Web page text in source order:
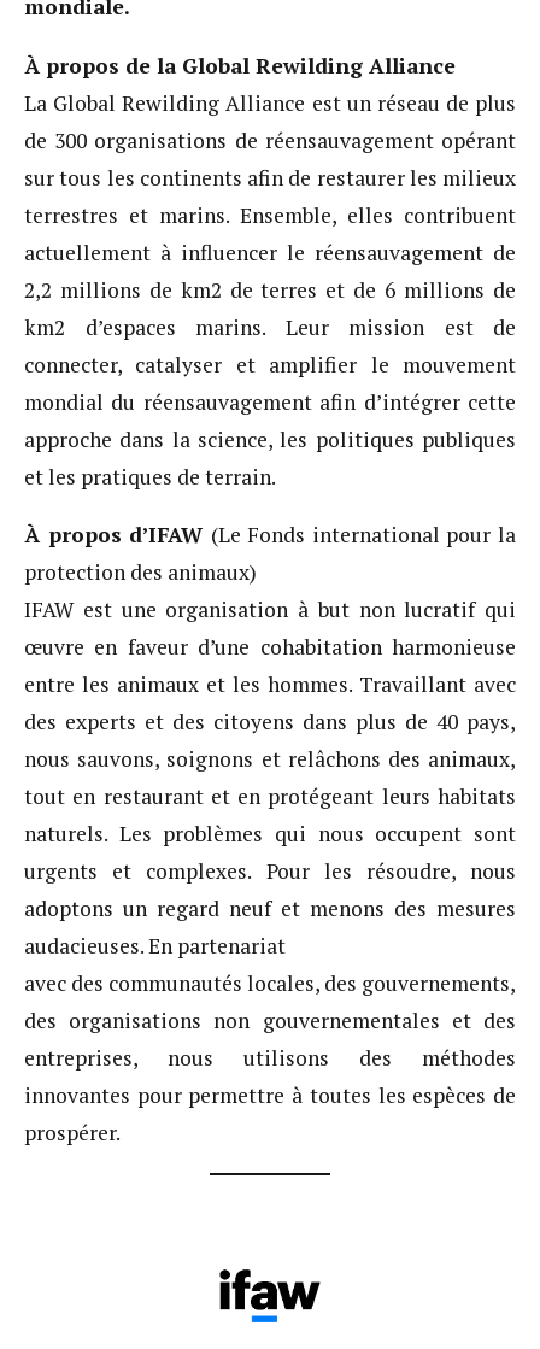
mondiale.
À propos de la Global Rewilding Alliance
La Global Rewilding Alliance est un réseau de plus
de 300 organisations de réensauvagement opérant
sur tous les continents afin de restaurer les milieux
terrestres et marins. Ensemble, elles contribuent
actuellement à influencer le réensauvagement de
2,2 millions de km2 de terres et de 6 millions de
km2 d’espaces marins. Leur mission est de
connecter, catalyser et amplifier le mouvement
mondial du réensauvagement afin d’intégrer cette
approche dans la science, les politiques publiques
et les pratiques de terrain.
À propos d’IFAW (Le Fonds international pour la
protection des animaux)
IFAW est une organisation à but non lucratif qui
œuvre en faveur d’une cohabitation harmonieuse
entre les animaux et les hommes. Travaillant avec
des experts et des citoyens dans plus de 40 pays,
nous sauvons, soignons et relâchons des animaux,
tout en restaurant et en protégeant leurs habitats
naturels. Les problèmes qui nous occupent sont
urgents et complexes. Pour les résoudre, nous
adoptons un regard neuf et menons des mesures
audacieuses. En partenariat
avec des communautés locales, des gouvernements,
des organisations non gouvernementales et des
entreprises, nous utilisons des méthodes
innovantes pour permettre à toutes les espèces de
prospérer.